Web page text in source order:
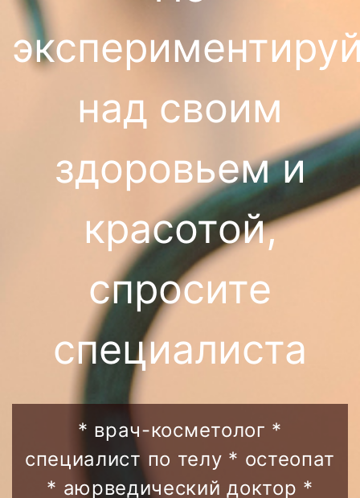
над своим
здоровьем и
красотой,
спросите
специалиста
* врач-косметолог *
специалист по телу * остеопат
* аюрведический доктор *